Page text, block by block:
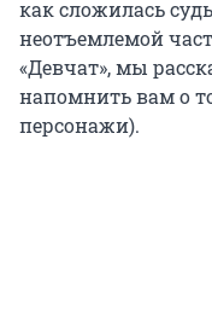
как сложилась
неотъемлемой
«Девчат», мы
напомнить вам о
персонажи).